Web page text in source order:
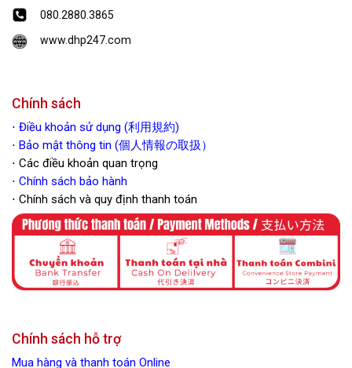
080.2880.3865
www.dhp247.com
Chính sách
⋅ Điều khoản sử dụng (利用規約)
⋅ Bảo mật thông tin (個人情報の取扱）
⋅ Các điều khoản quan trọng
⋅ Chính sách bảo hành
⋅ Chính sách và quy định thanh toán
Chính sách hỗ trợ
Mua hàng và thanh toán Online